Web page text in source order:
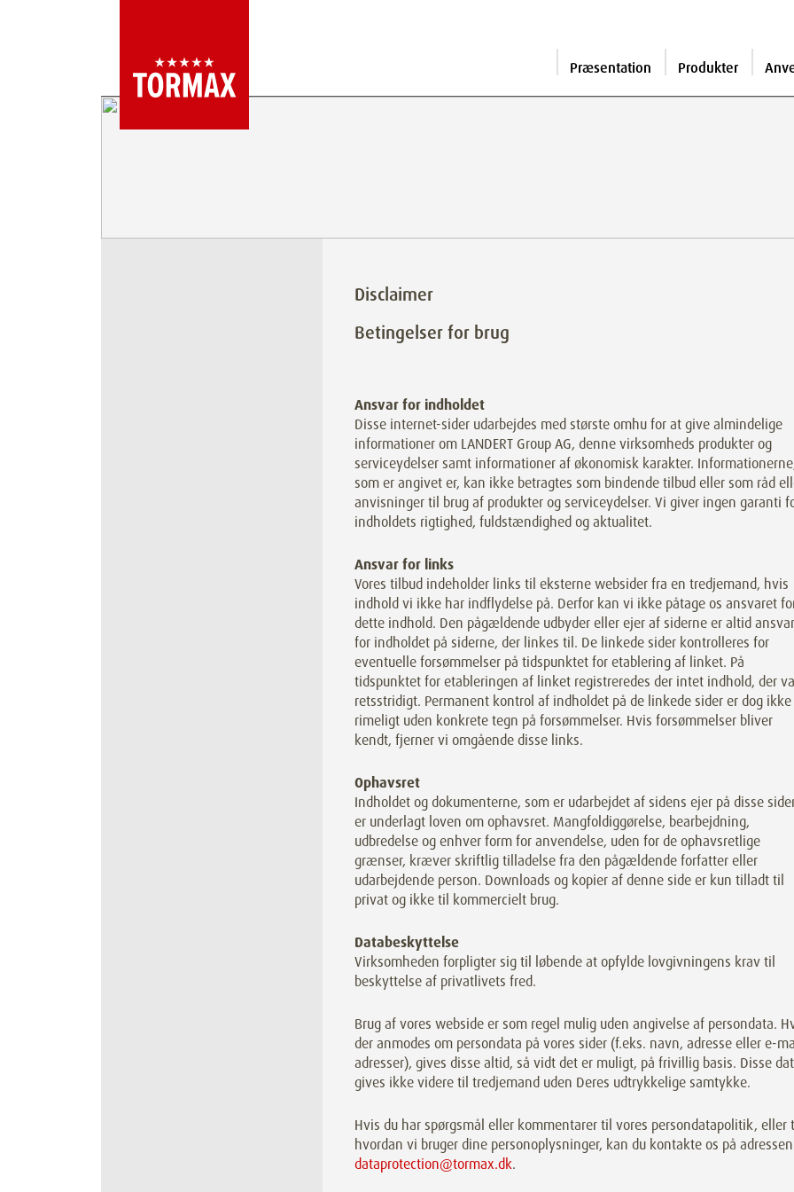
Præsentation Produkter
Disclaimer
Betingelser for brug
Ansvar for indholdet
Disse internet-sider udarbejdes med største omhu for at give almindelige
informationer om LANDERT Group AG, denne virksomheds produkter og
serviceydelser samt informationer af økonomisk karakter.
som er angivet er, kan ikke betragtes som bindende tilbud eller som råd
anvisninger til brug af produkter og serviceydelser. Vi giver ingen garanti
indholdets rigtighed, fuldstændighed og aktualitet.
Ansvar for links
Vores tilbud indeholder links til eksterne websider fra en tredjemand, hvis
indhold vi ikke har indflydelse på. Derfor kan vi ikke påtage os ansvaret
dette indhold. Den pågældende udbyder eller ejer af siderne er altid
for indholdet på siderne, der linkes til. De linkede sider kontrolleres for
eventuelle forsømmelser på tidspunktet for etablering af linket. På
tidspunktet for etableringen af linket registreredes der intet indhold, der
retsstridigt. Permanent kontrol af indholdet på de linkede sider er dog ikke
rimeligt uden konkrete tegn på forsømmelser. Hvis forsømmelser bliver
kendt, fjerner vi omgående disse links.
Ophavsret
Indholdet og dokumenterne, som er udarbejdet af sidens ejer på disse
er underlagt loven om ophavsret. Mangfoldiggørelse, bearbejdning,
udbredelse og enhver form for anvendelse, uden for de ophavsretlige
grænser, kræver skriftlig tilladelse fra den pågældende forfatter eller
udarbejdende person. Downloads og kopier af denne side er kun tilladt til
privat og ikke til kommercielt brug.
Databeskyttelse
Virksomheden forpligter sig til løbende at opfylde lovgivningens krav til
beskyttelse af privatlivets fred.
Brug af vores webside er som regel mulig uden angivelse af persondata.
der anmodes om persondata på vores sider (f.eks. navn, adresse eller e-
adresser), gives disse altid, så vidt det er muligt, på frivillig basis. Disse
gives ikke videre til tredjemand uden Deres udtrykkelige samtykke.
Hvis du har spørgsmål eller kommentarer til vores persondatapolitik, eller
hvordan vi bruger dine personoplysninger, kan du kontakte os på adressen
dataprotection@tormax.dk.